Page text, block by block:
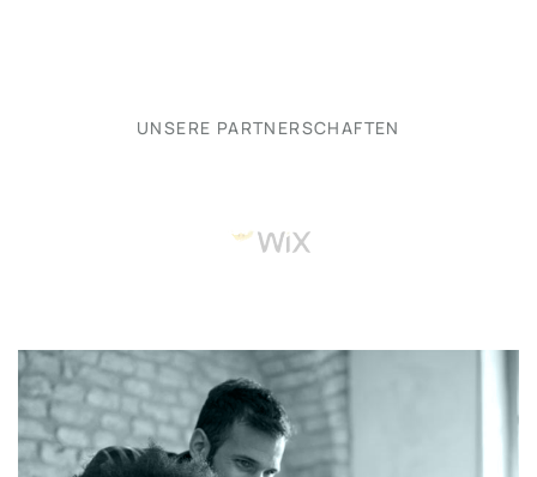
UNSERE PARTNERSCHAFTEN